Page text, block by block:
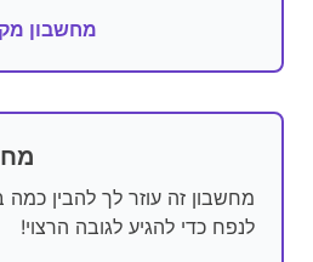
מחשבון
מחשבון זה עוזר לך להבין כמה
לנפח כדי להגיע לגובה הרצוי!